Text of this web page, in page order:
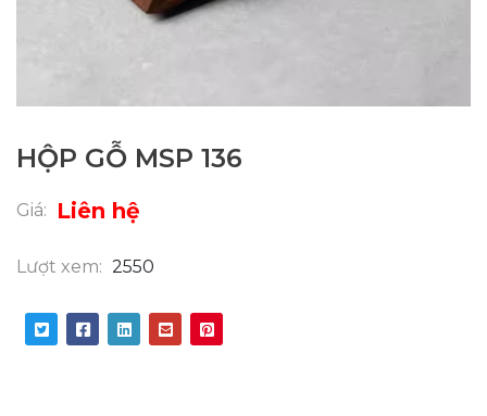
HỘP GỖ MSP 136
Giá: Liên hệ
Lượt xem: 2550